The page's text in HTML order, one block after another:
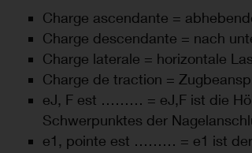
Charge ascendante =
Charge descendante = nach
Charge laterale = horizontale
Charge de traction =
eJ, F est ……… = eJ,F ist die
Schwerpunktes der
e1, pointe est ……… = e1 ist der